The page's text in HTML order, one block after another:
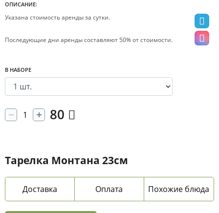
Тарелка Монтана 23см
Доставка Оплата Похожие блюда
ОПИСАНИЕ:
Указана стоимость аренды за сутки.
Последующие дни аренды составляют 50% от стоимости.
В НАБОРЕ
80